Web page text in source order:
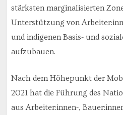
stärksten marginalisierten
Unterstützung von
und indigenen Basis- und
aufzubauen.
Nach dem Höhepunkt der
2021 hat die Führung des
aus Arbeiter:innen-,